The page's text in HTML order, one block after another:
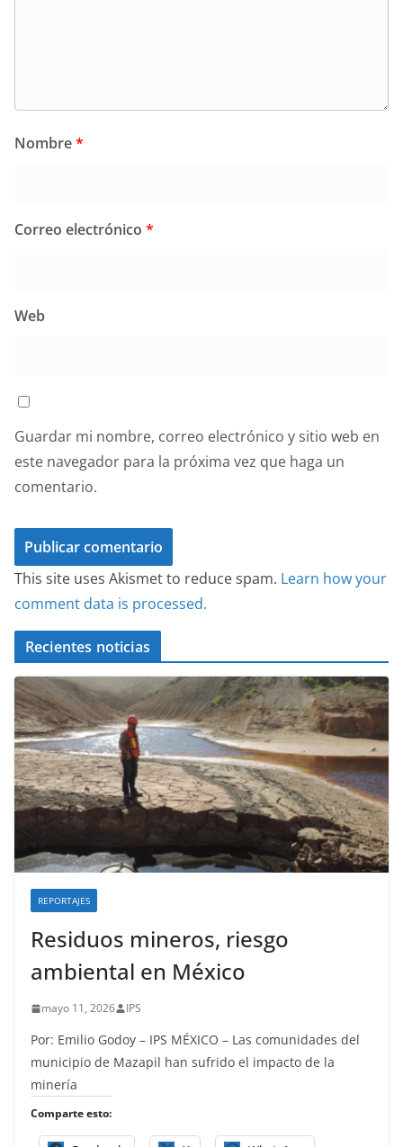
Nombre*
Correo electrónico *
Web
Guardar mi nombre, correo electrónico y sitio web en
este navegador para la próxima vez que haga un
comentario.
This site uses Akismet to reduce spam. Learn how your
comment data is processed.
Recientes noticias
REPORTAJES
Residuos mineros, riesgo
ambiental en México
mayo 11, 2026 IPS
Por: Emilio Godoy – IPS MÉXICO – Las comunidades del
municipio de Mazapil han sufrido el impacto de la
minería
Comparte esto: